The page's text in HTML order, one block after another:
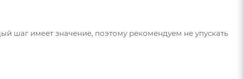
шаг имеет значение, поэтому рекомендуем не упускать